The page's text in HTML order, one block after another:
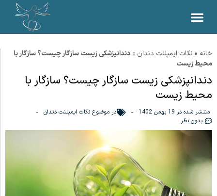
خانه » نکات ایمپلنت دندان »دندانپزشکی زیست سازگار چیست؟ سازگار با
محیط زیست
دندانپزشکی زیست سازگار چیست؟ سازگار با
محیط زیست
منتشر شده در 19 بهمن 1402 در موضوع نکات ایمپلنت دندان
بدون نظر